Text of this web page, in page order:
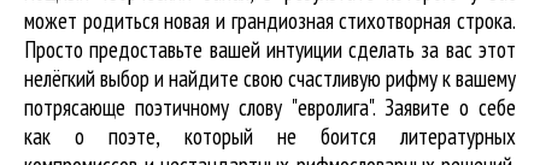
может родиться новая и грандиозная стихотворная строка.
Просто предоставьте вашей интуиции сделать за вас этот
нелёгкий выбор и найдите свою счастливую рифму к вашему
потрясающе поэтичному слову "евролига". Заявите о себе
как о поэте, который не боится литературных